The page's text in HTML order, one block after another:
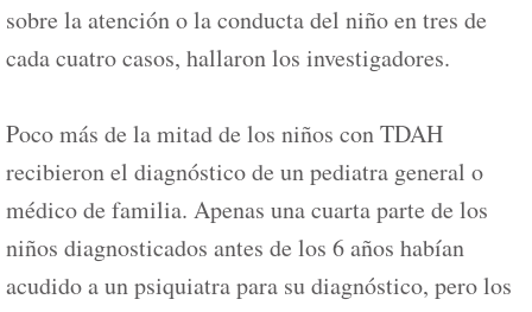
sobre la atención o la conducta del niño en tres de
cada cuatro casos, hallaron los investigadores.
Poco más de la mitad de los niños con TDAH
recibieron el diagnóstico de un pediatra general o
médico de familia. Apenas una cuarta parte de los
niños diagnosticados antes de los 6 años habían
acudido a un psiquiatra para su diagnóstico, pero los